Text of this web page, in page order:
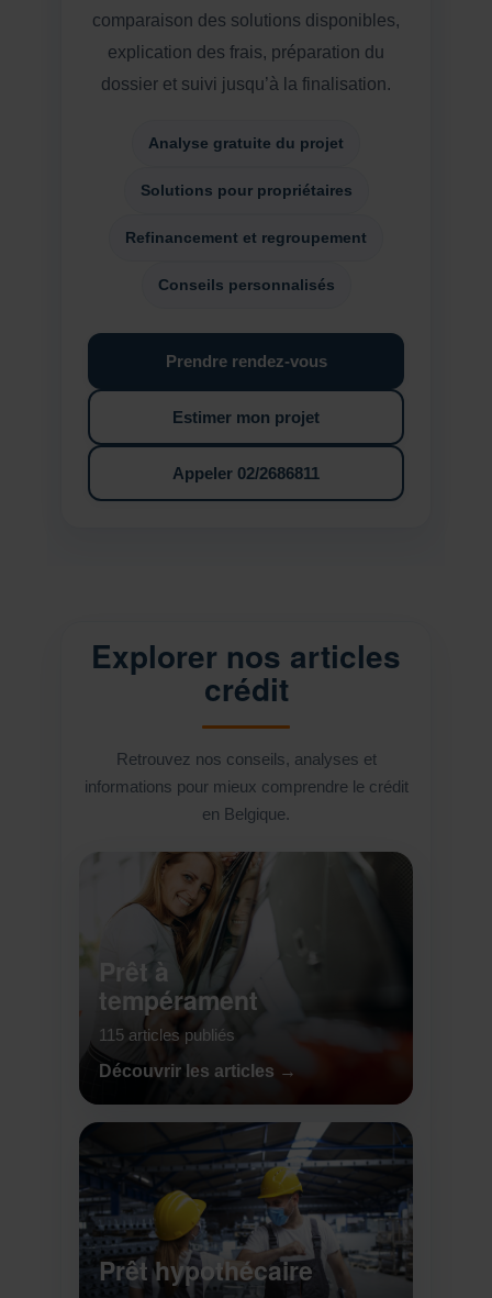
comparaison des solutions disponibles,
explication des frais, préparation du
dossier et suivi jusqu’à la finalisation.
Analyse gratuite du projet
Solutions pour propriétaires
Refinancement et regroupement
Conseils personnalisés
Prendre rendez-vous
Estimer mon projet
Appeler 02/2686811
Explorer nos articles
crédit
Retrouvez nos conseils, analyses et
informations pour mieux comprendre le crédit
en Belgique.
Prêt à
tempérament
115 articles publiés
Découvrir les articles →
Prêt hypothécaire